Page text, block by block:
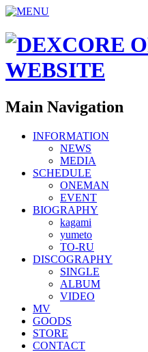
Main Navigation
INFORMATION
NEWS
MEDIA
SCHEDULE
ONEMAN
EVENT
BIOGRAPHY
kagami
yumeto
TO-RU
DISCOGRAPHY
SINGLE
ALBUM
VIDEO
MV
GOODS
STORE
CONTACT